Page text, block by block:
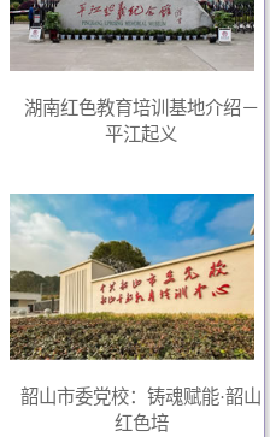
湖南红色教育培训基地介绍－
平江起义
韶山市委党校：铸魂赋能·韶山
红色培